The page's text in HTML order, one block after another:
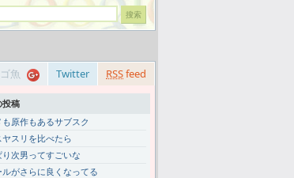
RSSfeed
Twitter
魚
投稿
も原作もあるサブスク
ヤスリを比べたら
次男ってすごいな
がさらに良くなってる